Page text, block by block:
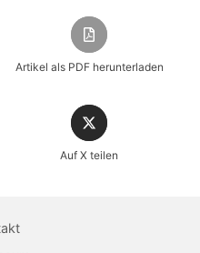
behalten
Artikel als PDF herunterladen
Auf X teilen